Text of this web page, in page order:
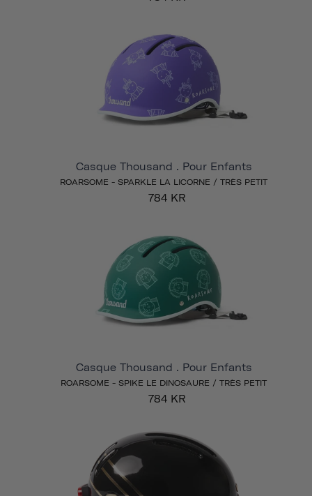
Casque Thousand . Pour Enfants
ROARSOME - SPARKLE LA LICORNE / TRÈS PETIT
784 KR
Casque Thousand . Pour Enfants
ROARSOME - SPIKE LE DINOSAURE / TRÈS PETIT
784 KR